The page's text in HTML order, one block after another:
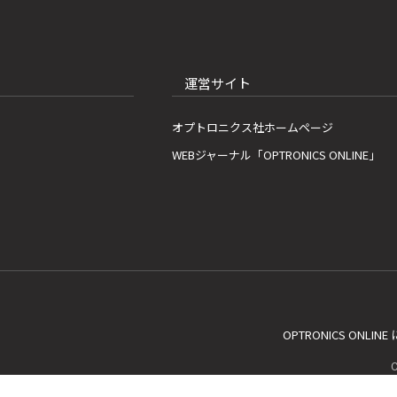
運営サイト
オプトロニクス社ホームページ
WEBジャーナル「OPTRONICS ONLINE」
OPTRONICS ONLINE